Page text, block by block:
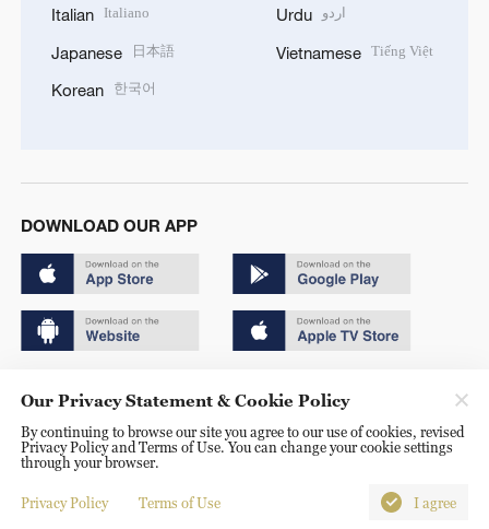
Italian Italiano
Japanese 日本語
Korean 한국어
Urdu اردو
Vietnamese Tiếng Việt
DOWNLOAD OUR APP
京ICP备20000184号
京公网安备 11010502050052号
Disinformation report hotline: 010-85061466
Our Privacy Statement & Cookie Policy
By continuing to browse our site you agree to our use of cookies, revised
Privacy Policy and Terms of Use. You can change your cookie settings
through your browser.
Privacy Policy Terms of Use I agree